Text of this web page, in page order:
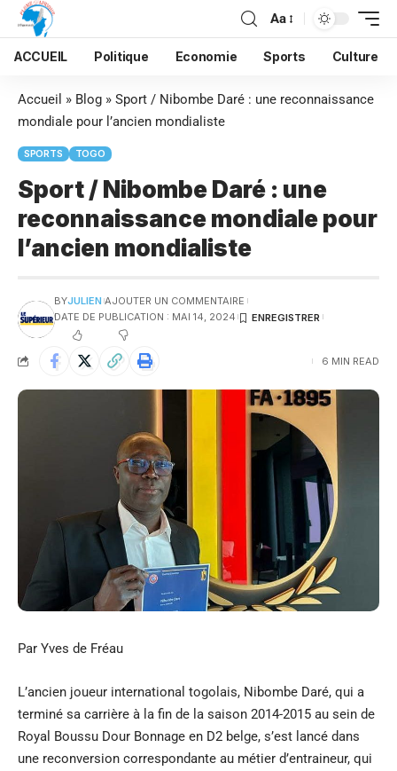
Aa
ACCUEIL Politique Economie Sports Culture
Accueil » Blog » Sport / Nibombe Daré : une reconnaissance
mondiale pour l’ancien mondialiste
SPORTS TOGO
Sport / Nibombe Daré : une
reconnaissance mondiale pour
l’ancien mondialiste
BYJULIEN AJOUTER UN COMMENTAIRE
DATE DE PUBLICATION : MAI 14, 2024
6 MIN READ
Par Yves de Fréau
L’ancien joueur international togolais, Nibombe Daré, qui a
terminé sa carrière à la fin de la saison 2014-2015 au sein de
Royal Boussu Dour Bonnage en D2 belge, s’est lancé dans
une reconversion correspondante au métier d’entraineur, qui